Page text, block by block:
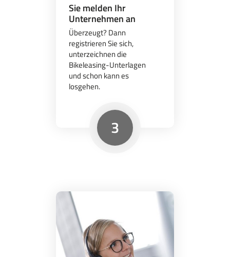
Sie melden Ihr
Unternehmen an
Überzeugt? Dann
registrieren Sie sich,
unterzeichnen die
Bikeleasing-Unterlagen
und schon kann es
losgehen.
3